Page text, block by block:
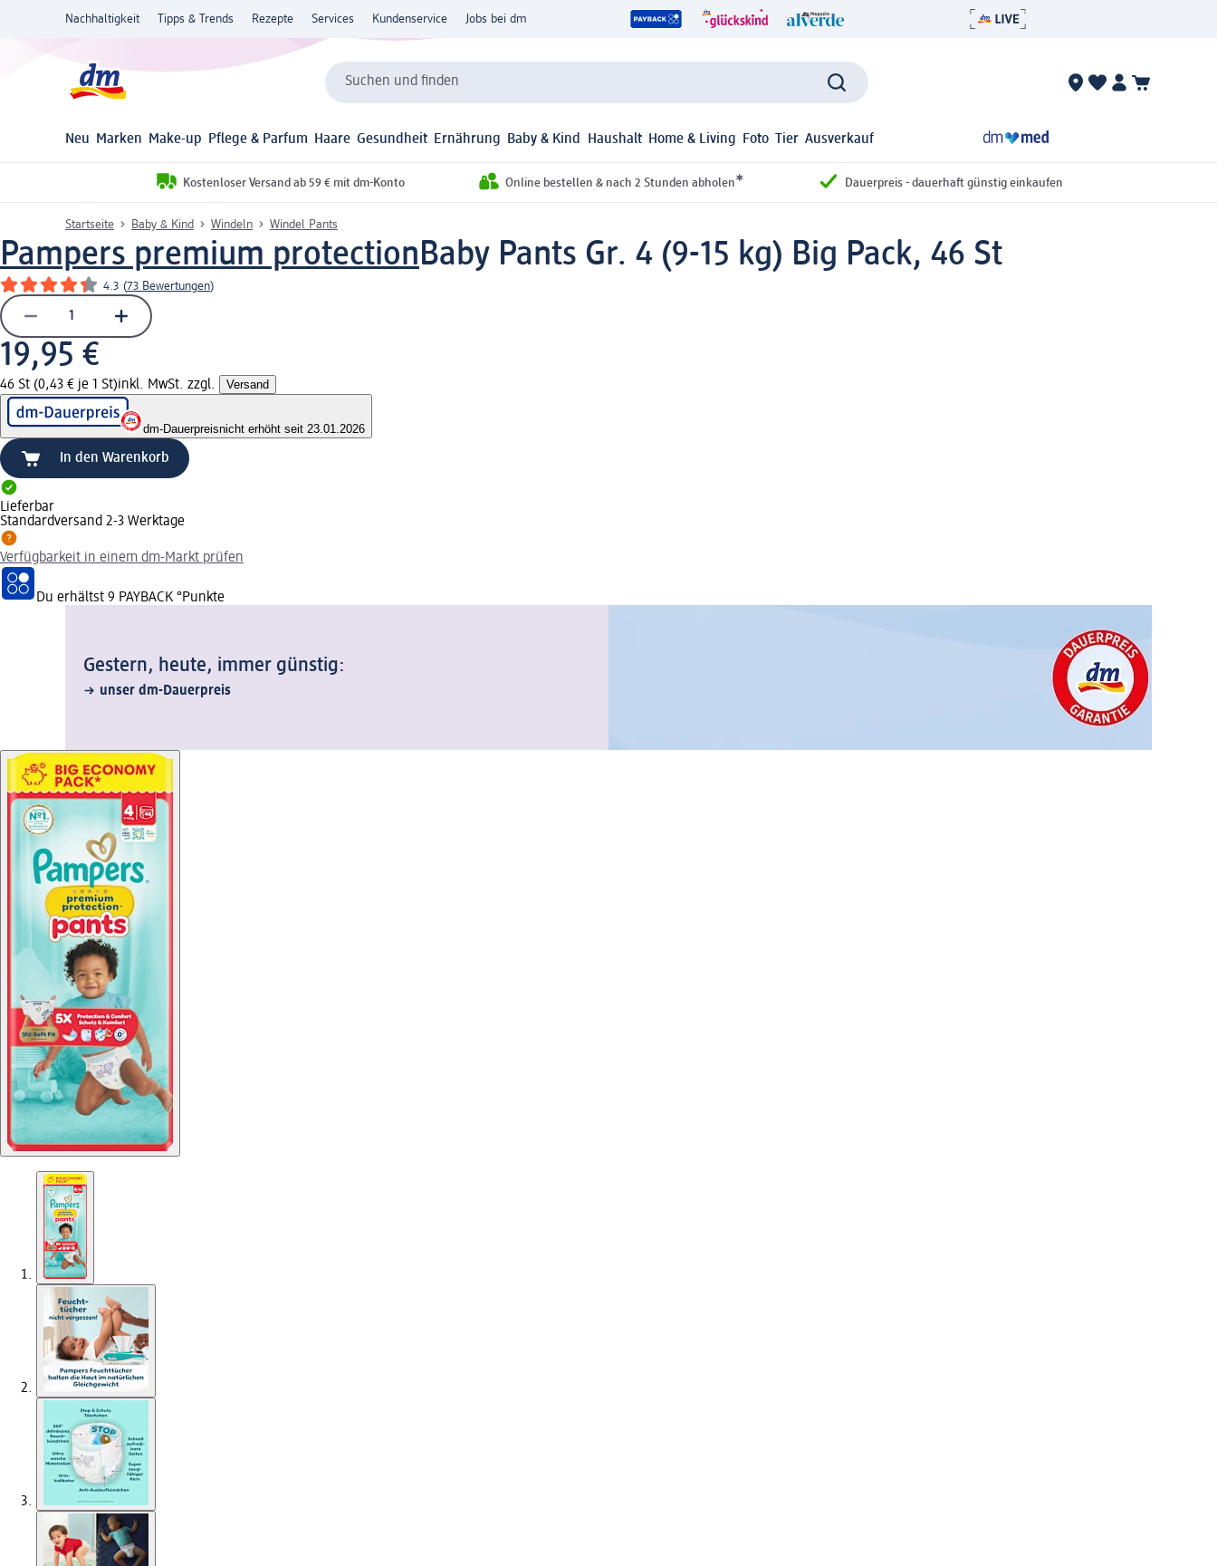
Nachhaltigkeit Tipps & Trends Rezepte Services Kundenservice Jobs bei dm
Suchen und finden
Neu Marken Make-up Pflege & Parfum Haare Gesundheit Ernährung Baby & Kind Haushalt Home & Living Foto Tier Ausverkauf
Kostenloser Versand ab 59 € mit dm-Konto Online bestellen & nach 2 Stunden abholen* Dauerpreis - dauerhaft günstig einkaufen
Startseite Baby & Kind Windeln Windel Pants
Pampers premium protectionBaby Pants Gr. 4 (9-15 kg) Big Pack, 46 St
4.3 (73 Bewertungen)
19,95 €
46 St (0,43 € je 1 St)inkl. MwSt. zzgl. Versand
dm-Dauerpreisnicht erhöht seit 23.01.2026
In den Warenkorb
Lieferbar
Standardversand 2-3 Werktage
Verfügbarkeit in einem dm-Markt prüfen
Du erhältst 9 PAYBACK °Punkte
Gestern, heute, immer günstig:
unser dm-Dauerpreis